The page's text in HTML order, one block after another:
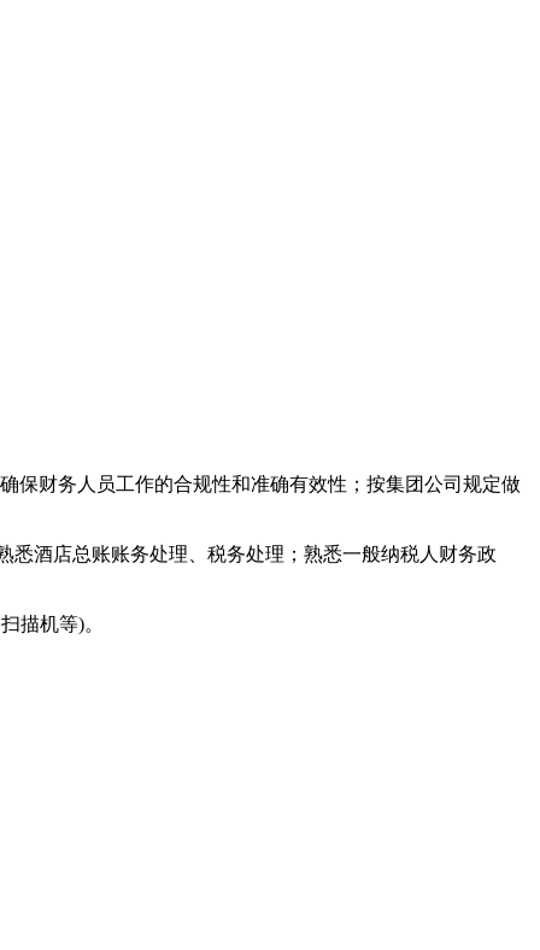
保财务人员工作的合规性和准确有效性；按集团公司规定做
酒店总账账务处理、税务处理；熟悉一般纳税人财务政
描机等)。